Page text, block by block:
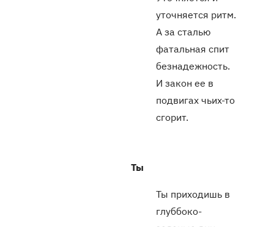
уточняется ритм.
А за сталью
фатальная спит
безнадежность.
И закон ее в
подвигах чьих-то
сгорит.
Ты
Ты приходишь в
глуббоко-